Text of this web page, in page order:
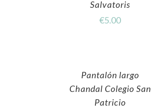
Salvatoris
€5.00
Pantalón largo
Chandal Colegio San
Patricio